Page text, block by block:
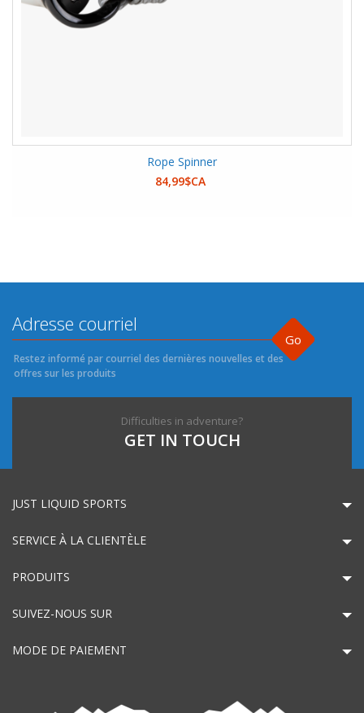
Rope Spinner
84,99$CA
Go
Restez informé par courriel des dernières nouvelles et des
offres sur les produits
Difficulties in adventure?
GET IN TOUCH
JUST LIQUID SPORTS
SERVICE À LA CLIENTÈLE
PRODUITS
SUIVEZ-NOUS SUR
MODE DE PAIEMENT